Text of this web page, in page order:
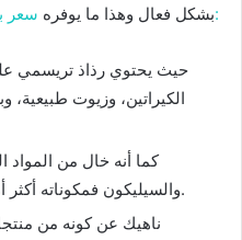
بشكل فعال وهذا ما يوفرهسعر بخاخ تريسمي الأصلي من اي هيرب:
حيث يحتوي رذاذ تريسمي
الكيراتين، وزيوت طبيعية،
كما أنه خال من المواد
والسيليكون فمكوناته أكثر أمانًا وصديقة للشعر من غيرها.
ناهيك عن كونه من